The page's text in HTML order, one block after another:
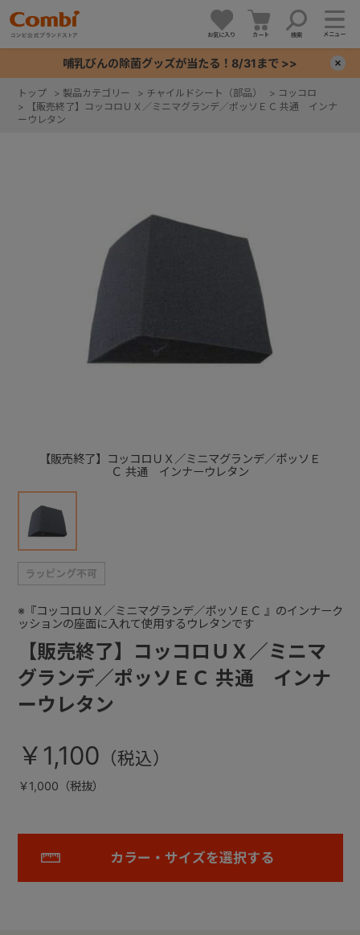
お気に入り カート 検索 メニュー
哺乳びんの除菌グッズが当たる！8/31まで >>
トップ > 製品カテゴリー > チャイルドシート（部品） > コッコロ
>
【販売終了】コッコロＵＸ／ミニマグランデ／ポッソＥＣ 共通 インナ
ーウレタン
【販売終了】コッコロＵＸ／ミニマグランデ／ポッソＥ
Ｃ 共通 インナーウレタン
【販売終了】コッコロＵＸ／ミニマ
グランデ／ポッソＥＣ 共通 インナ
ーウレタン
※『コッコロＵＸ／ミニマグランデ／ポッソＥＣ 』のインナーク
ッションの座面に入れて使用するウレタンです
￥1,100
￥1,000（税抜）
カラー・サイズを選択する